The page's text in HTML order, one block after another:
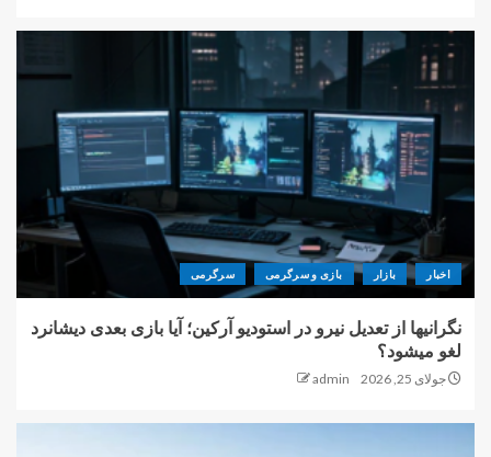
اخبار بازار بازی و سرگرمی سرگرمی
نگرانیها از تعدیل نیرو در استودیو آرکین؛ آیا بازی بعدی دیشانرد
لغو میشود؟
جولای 25, 2026 admin